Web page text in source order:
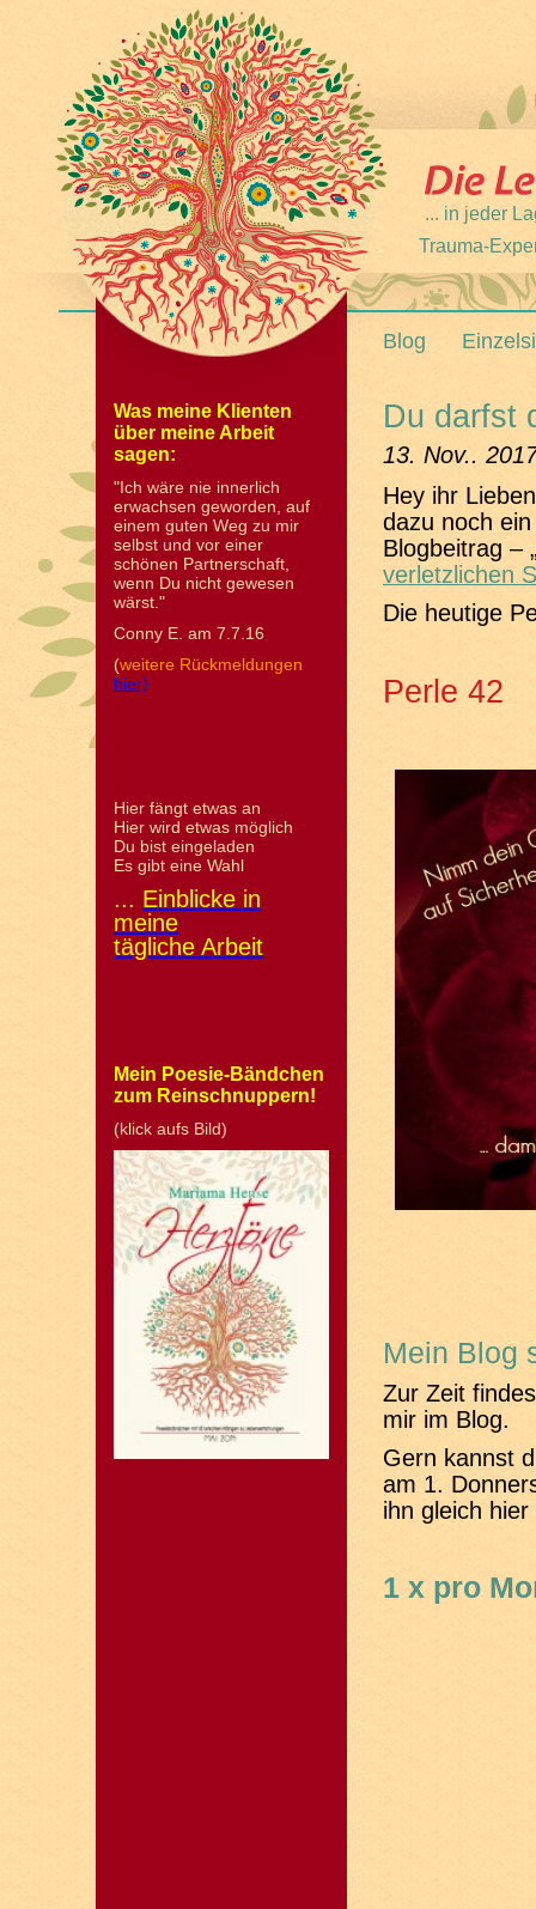
... in jeder
Trauma-
Blog
Was meine Klienten
über meine Arbeit
sagen:
"Ich wäre nie innerlich
erwachsen geworden, auf
einem guten Weg zu mir
selbst und vor einer
schönen Partnerschaft,
wenn Du nicht gewesen
wärst."
Conny E. am 7.7.16
(weitere Rückmeldungen
hier)
Hier fängt etwas an
Hier wird etwas möglich
Du bist eingeladen
Es gibt eine Wahl
... Einblicke in
meine
tägliche Arbeit
Mein Poesie-Bändchen
zum Reinschnuppern!
(klick aufs Bild)
Du darfst
13. Nov..
Hey ihr
dazu noch
Blogbeitrag –
verletzlichen
Die heutige
Perle 42
Mein Blog
Zur Zeit
mir im Blog.
Gern kannst
am 1.
ihn gleich
1 x pro